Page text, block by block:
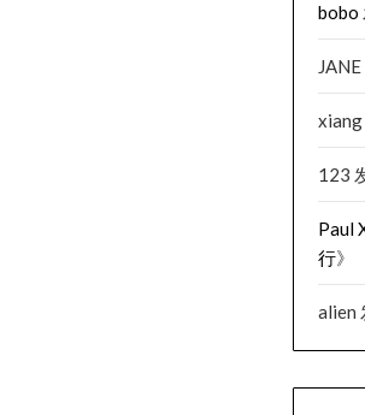
bobo
xiang
123
Paul
行》
alien